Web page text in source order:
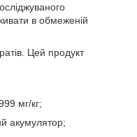
в обмеженій
Цей продукт
мг/кг;
акумулятор;